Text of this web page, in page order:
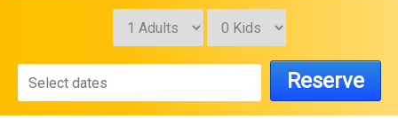
Reserve